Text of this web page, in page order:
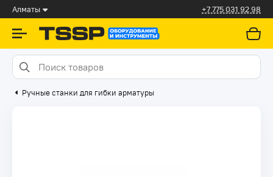
Алматы +7 775 031 92 98
Ручные станки для гибки арматуры